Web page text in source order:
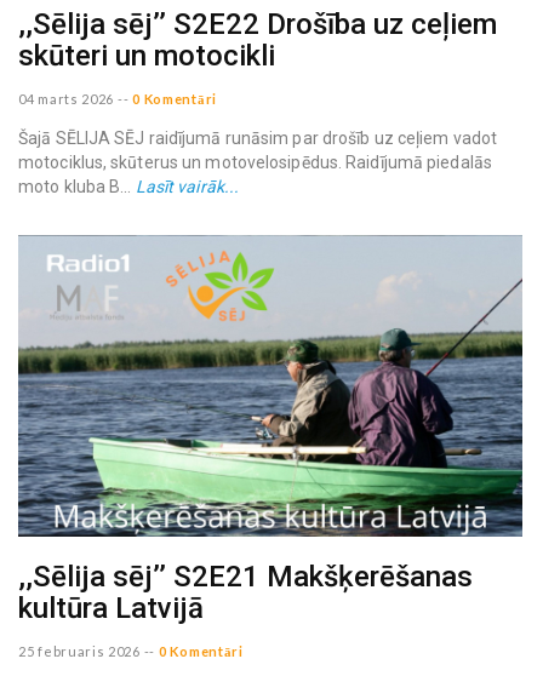
,,Sēlija sēj’’ S2E22 Drošība uz ceļiem
skūteri un motocikli
04 marts 2026 -- 0 Komentāri
Šajā SĒLIJA SĒJ raidījumā runāsim par drošīb uz ceļiem vadot
motociklus, skūterus un motovelosipēdus. Raidījumā piedalās
moto kluba B... Lasīt vairāk...
,,Sēlija sēj’’ S2E21 Makšķerēšanas
kultūra Latvijā
25 februaris 2026 -- 0 Komentāri